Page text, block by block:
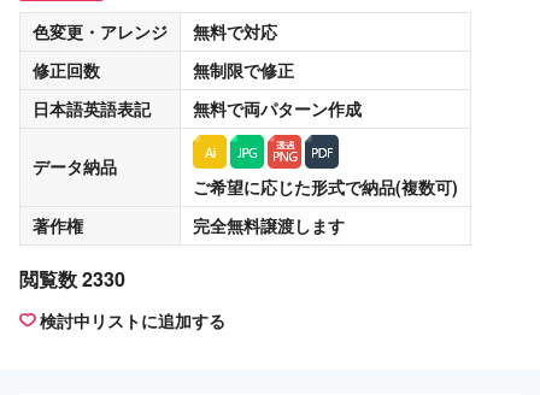
色変更・アレンジ 無料で対応
修正回数
無制限で修正
日本語英語表記
無料で両パターン作成
データ納品
ご希望に応じた形式で納品(複数可)
著作権
完全無料譲渡します
閲覧数 2330
検討中リストに追加する